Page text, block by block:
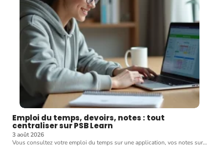
Emploi du temps, devoirs, notes : tout
centraliser sur PSB Learn
3 août 2026
Vous consultez votre emploi du temps sur une application, vos notes sur…